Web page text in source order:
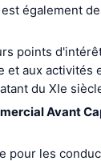
également
points
aux
du XIe
Avant
les